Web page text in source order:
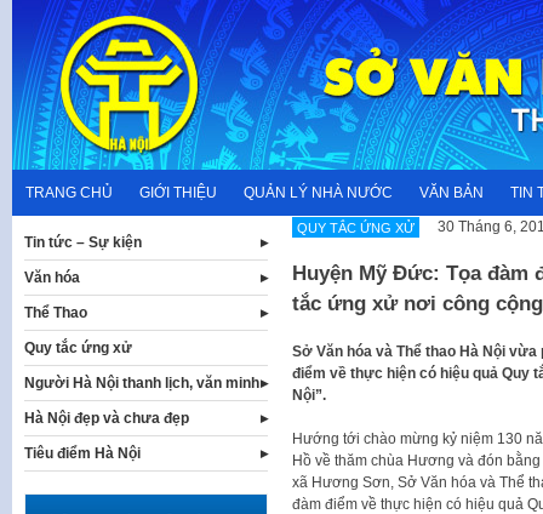
content
TRANG CHỦ GIỚI THIỆU QUẢN LÝ NHÀ NƯỚC VĂN BẢN TIN
QUY TẮC ỨNG XỬ 30 Tháng 6,
Huyện Mỹ Đức: Tọa đàm
tắc ứng xử nơi công cộng
Sở Văn hóa và Thể thao Hà Nội
điểm về thực hiện có hiệu quả Quy
Nội”.
Hướng tới chào mừng kỷ niệm 130
Hồ về thăm chùa Hương và đón
xã Hương Sơn, Sở Văn hóa và Thể
đàm điểm về thực hiện có hiệu quả
Tin tức – Sự kiện
Văn hóa
Thể Thao
Quy tắc ứng xử
Người Hà Nội thanh lịch, văn minh
Hà Nội đẹp và chưa đẹp
Tiêu điểm Hà Nội